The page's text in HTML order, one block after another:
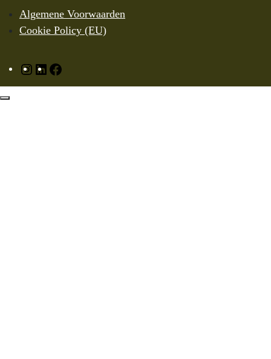
Algemene Voorwaarden
Cookie Policy (EU)